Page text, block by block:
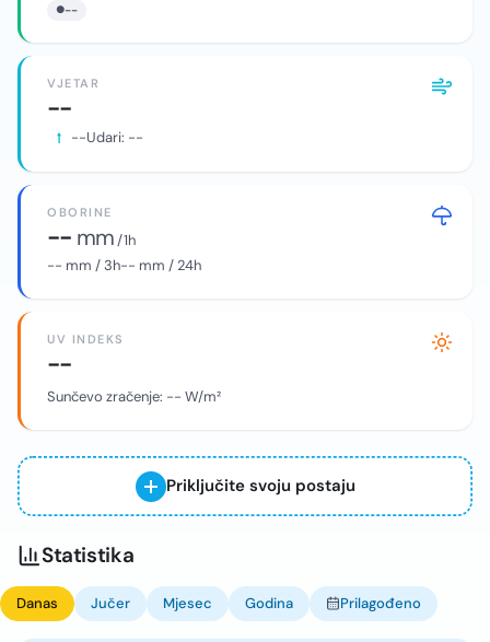
--
VJETAR
--
--Udari: --
OBORINE
-- mm/ 1h
-- mm / 3h-- mm / 24h
UV INDEKS
--
Sunčevo zračenje: -- W/m²
Priključite svoju postaju
Statistika
Danas Jučer Mjesec Godina Prilagođeno